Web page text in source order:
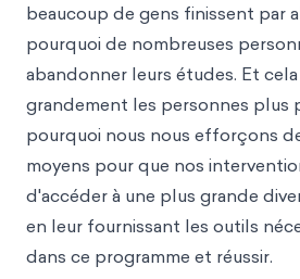
beaucoup de gens finissent par
pourquoi de nombreuses
abandonner leurs études. Et
grandement les personnes plus
pourquoi nous nous efforçons
moyens pour que nos
d'accéder à une plus grande
en leur fournissant les outils
dans ce programme et réussir.